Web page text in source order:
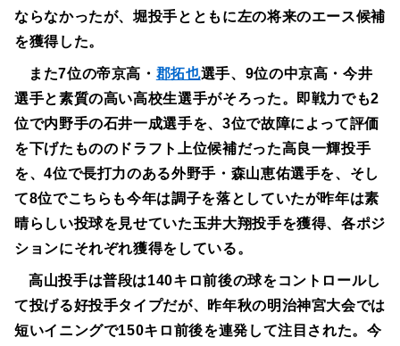
ならなかったが、堀投手とともに左の将来のエース候補
を獲得した。
また7位の帝京高・ 郡拓也選手、9位の中京高・今井
選手と素質の高い高校生選手がそろった。即戦力でも2
位で内野手の石井一成選手を、3位で故障によって評価
を下げたもののドラフト上位候補だった高良一輝投手
を、4位で長打力のある外野手・森山恵佑選手を、そし
て8位でこちらも今年は調子を落としていたが昨年は素
晴らしい投球を見せていた玉井大翔投手を獲得、各ポジ
ションにそれぞれ獲得をしている。
高山投手は普段は140キロ前後の球をコントロールし
て投げる好投手タイプだが、昨年秋の明治神宮大会では
短いイニングで150キロ前後を連発して注目された。今